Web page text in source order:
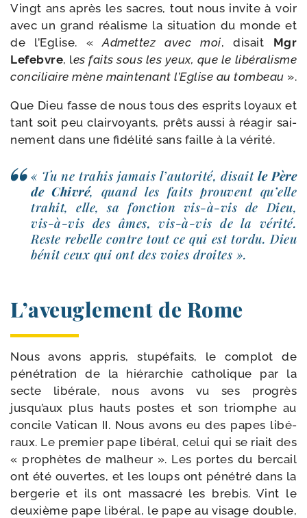
Vingt ans après les sacres, tout nous invite à voir
avec un grand réa­lisme la situa­tion du monde et
de l’Eglise. «Admettez avec moi, disait Mgr
Lefebvre, les faits sous les yeux, que le libé­ra­lisme
conci­liaire mène main­te­nant l’Eglise au tom­beau ».
Que Dieu fasse de nous tous des esprits loyaux et
tant soit peu clair­voyants, prêts aus­si à réagir sai­
ne­ment dans une fidé­li­té sans faille à la vérité.
« Tu ne tra­his jamais l’autorité, disaitle Père
de Chivré, quand les faits prouvent qu’elle
tra­hit, elle, sa fonc­tion vis-​à-​vis de Dieu,
vis-​à-​vis des âmes, vis-​à-​vis de la véri­té.
Reste rebelle contre tout ce qui est tor­du. Dieu
bénit ceux qui ont des voies droites ».
L’aveuglement de Rome
Nous avons appris, stu­pé­faits, le com­plot de
péné­tra­tion de la hié­rar­chie catho­lique par la
secte libé­rale, nous avons vu ses pro­grès
jusqu’aux plus hauts postes et son triomphe au
concile Vatican II. Nous avons eu des papes libé­
raux. Le pre­mier pape libé­ral, celui qui se riait des
« pro­phètes de mal­heur ». Les portes du ber­cail
ont été ouvertes, et les loups ont péné­tré dans la
ber­ge­rie et ils ont mas­sa­cré les bre­bis. Vint le
deuxième pape libé­ral, le pape au visage double,